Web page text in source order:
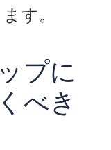
す。
プに
べき